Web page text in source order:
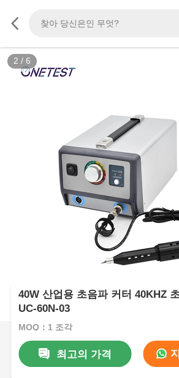
2 / 6
40W 산업용 초음파 커터 40KHZ
UC-60N-03
MOQ：1 조각
최고의 가격